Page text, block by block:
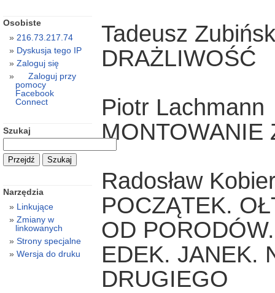
Tadeusz
DRAŻLIWOŚĆ
Piotr Lachmann
MONTOWANIE
Radosław
POCZĄTEK.
OD PORODÓW.
EDEK. JANEK.
DRUGIEGO
Osobiste
216.73.217.74
Dyskusja tego IP
Zaloguj się
Zaloguj przy
pomocy
Facebook
Connect
Szukaj
Narzędzia
Linkujące
Zmiany w
linkowanych
Strony specjalne
Wersja do druku